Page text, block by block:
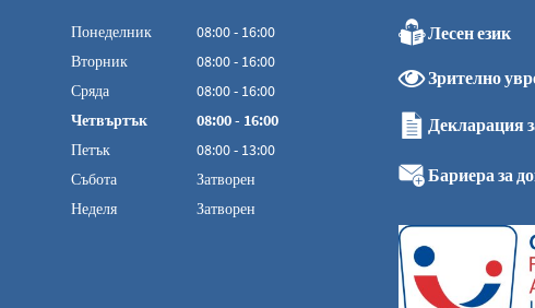
Понеделник 08:00- 16:00
От 08:00 до 16:00
Вторник 08:00- 16:00
От 08:00 до 16:00
Сряда 08:00- 16:00
От 08:00 до 16:00
Четвъртък 08:00- 16:00
От 08:00 до 16:00
Петък 08:00- 13:00
От 08:00 до 13:00 ч.
Събота
Затворен
Неделя
Затворен
Лесен език
Зрително
Декларация
Бариера за